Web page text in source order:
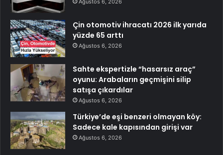
Ağustos 6, 2026
Çin otomotiv ihracatı 2026 ilk yarıda
yüzde 65 arttı
Ağustos 6, 2026
Sahte ekspertizle “hasarsız araç”
oyunu: Arabaların geçmişini silip
satışa çıkardılar
Ağustos 6, 2026
Türkiye’de eşi benzeri olmayan köy:
Sadece kale kapısından girişi var
Ağustos 6, 2026